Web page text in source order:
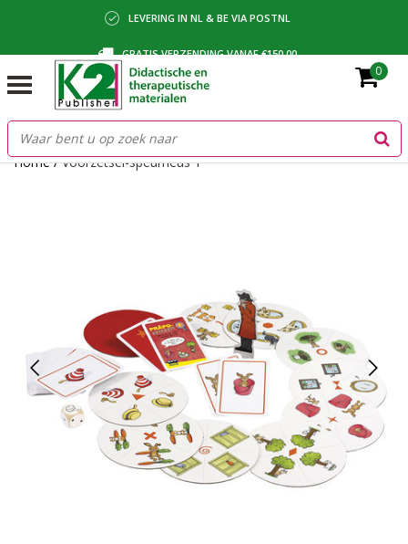
LEVERING IN NL & BE VIA POSTNL
GRATIS VERZENDING VANAF €150,00
BETALING VIA IDEAL, BANCONTACT OF FACTUUR
0
Home/Voorzetsel-speurneus 1